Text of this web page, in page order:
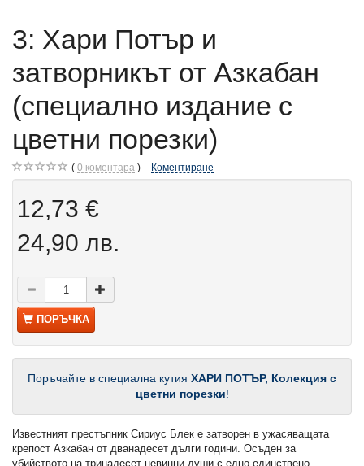
3: Хари Потър и
затворникът от Азкабан
(специално издание с
цветни порезки)
0 коментара Коментиране
12,73 €
24,90 лв.
ПОРЪЧКА
Поръчайте в специална кутия ХАРИ ПОТЪР, Колекция с
цветни порезки!
Известният престъпник Сириус Блек е затворен в ужасяващата
крепост Азкабан от дванадесет дълги години. Осъден за
убийството на тринадесет невинни души с едно-единствено